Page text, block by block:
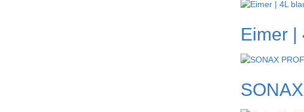
Eimer |